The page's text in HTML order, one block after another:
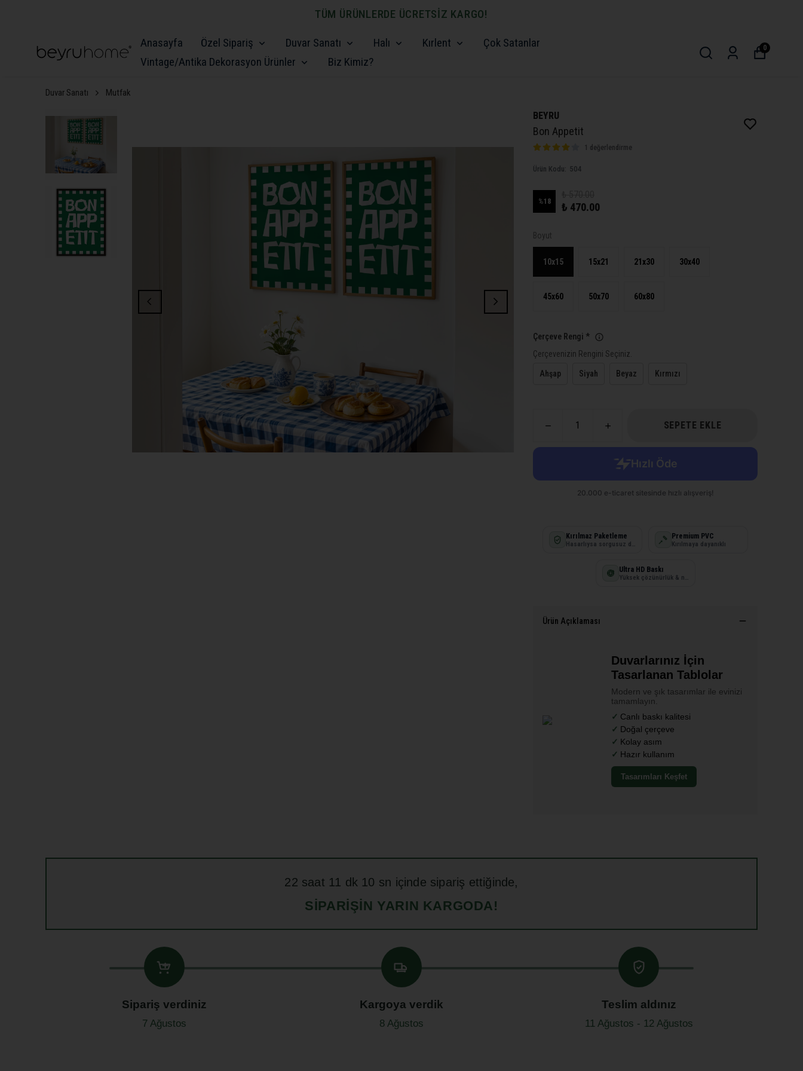
TÜM ÜRÜNLERDE ÜCRETSİZ KARGO!
Anasayfa Özel Sipariş Duvar Sanatı Halı Kırlent
Çok Satanlar
Vintage/Antika Dekorasyon Ürünler
Biz Kimiz?
0
Duvar Sanatı Mutfak
BEYRU
Bon Appetit
1 değerlendirme
Ürün Kodu: 504
%18 ₺ 470.00
Boyut
10x15 15x21 21x30 30x40
45x60 50x70 60x80
Çerçeve Rengi *
Çerçevenizin Rengini Seçiniz.
Ahşap Siyah Beyaz Kırmızı
SEPETE EKLE
Kırılmaz Paketleme Premium PVC
Kırılmaya dayanıklı
Ultra HD Baskı
Ürün Açıklaması
Duvarlarınız İçin
Tasarlanan Tablolar
Modern ve şık tasarımlar ile evinizi
tamamlayın.
Canlı baskı kalitesi
Doğal çerçeve
Kolay asım
Hazır kullanım
Tasarımları Keşfet
22 saat 11 dk 09 sn içinde sipariş ettiğinde,
SIPARIŞIN YARIN KARGODA!
Sipariş verdiniz
7 Ağustos
Kargoya verdik
8 Ağustos
Teslim aldınız
11 Ağustos - 12 Ağustos